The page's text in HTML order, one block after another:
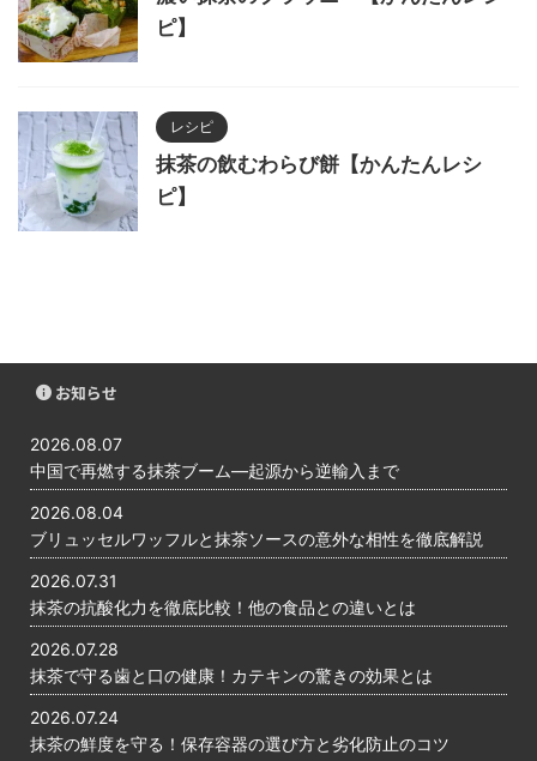
ピ】
レシピ
抹茶の飲むわらび餅【かんたんレシ
ピ】
お知らせ
2026.08.07
中国で再燃する抹茶ブーム―起源から逆輸入まで
2026.08.04
ブリュッセルワッフルと抹茶ソースの意外な相性を徹底解説
2026.07.31
抹茶の抗酸化力を徹底比較！他の食品との違いとは
2026.07.28
抹茶で守る歯と口の健康！カテキンの驚きの効果とは
2026.07.24
抹茶の鮮度を守る！保存容器の選び方と劣化防止のコツ